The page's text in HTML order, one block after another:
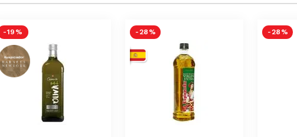
-19 % -28 % -28 %